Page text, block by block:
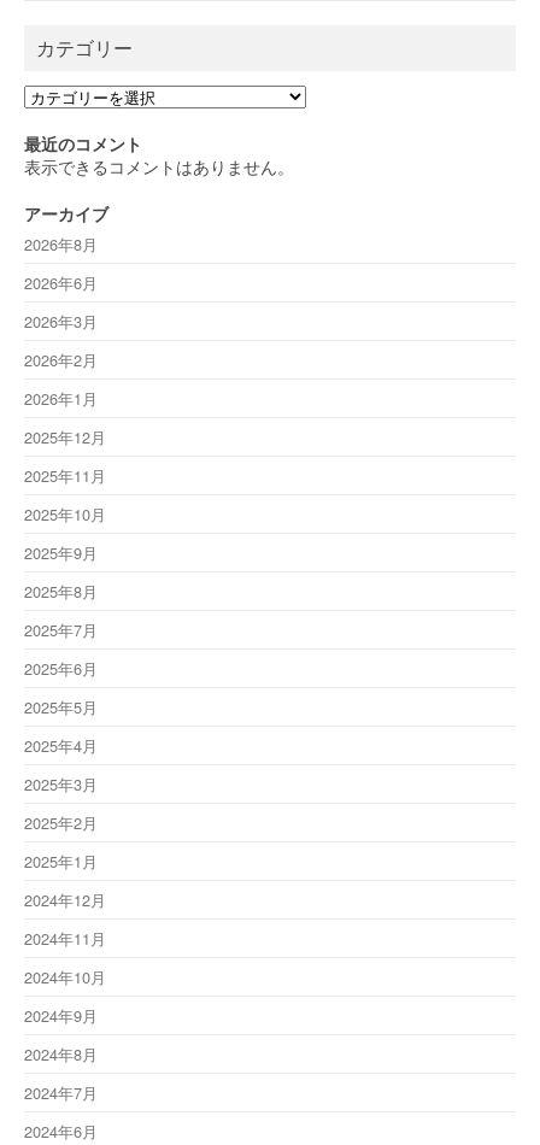
カテゴリー
カ
ゴ
リ
最近のコメント
表示できるコメントはありません。
アーカイブ
2026年8月
2026年6月
2026年3月
2026年2月
2026年1月
2025年12月
2025年11月
2025年10月
2025年9月
2025年8月
2025年7月
2025年6月
2025年5月
2025年4月
2025年3月
2025年2月
2025年1月
2024年12月
2024年11月
2024年10月
2024年9月
2024年8月
2024年7月
2024年6月